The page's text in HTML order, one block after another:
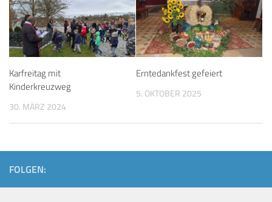
Karfreitag mit
Kinderkreuzweg
30. MÄRZ 2024
Erntedankfest gefeiert
5. OKTOBER 2025
FOLGEN: